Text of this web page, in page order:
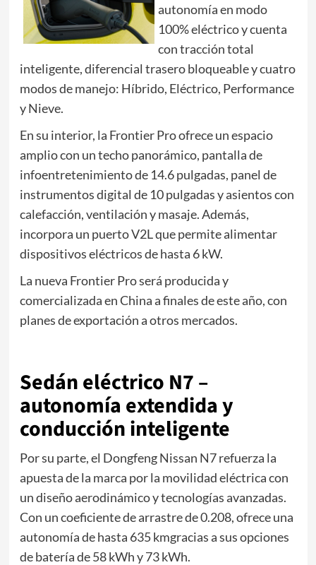
autonomía en modo
100% eléctrico y cuenta
con tracción total
inteligente, diferencial trasero bloqueable y cuatro
modos de manejo: Híbrido, Eléctrico, Performance
y Nieve.
En su interior, la Frontier Pro ofrece un espacio
amplio con un techo panorámico, pantalla de
infoentretenimiento de 14.6 pulgadas, panel de
instrumentos digital de 10 pulgadas y asientos con
calefacción, ventilación y masaje. Además,
incorpora un puerto V2L que permite alimentar
dispositivos eléctricos de hasta 6 kW.
La nueva Frontier Pro será producida y
comercializada en China a finales de este año, con
planes de exportación a otros mercados.
Sedán eléctrico N7 –
autonomía extendida y
conducción inteligente
Por su parte, el Dongfeng Nissan N7 refuerza la
apuesta de la marca por la movilidad eléctrica con
un diseño aerodinámico y tecnologías avanzadas.
Con un coeficiente de arrastre de 0.208, ofrece una
autonomía de hasta 635 kmgracias a sus opciones
de batería de 58 kWh y 73 kWh.